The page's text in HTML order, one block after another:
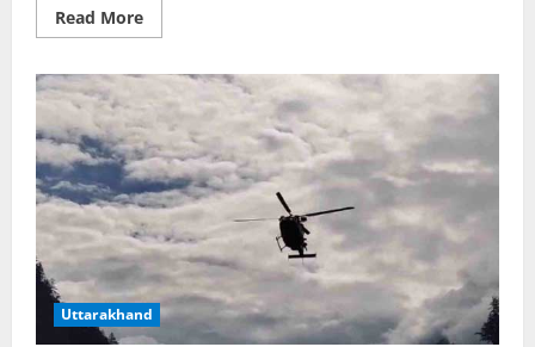
Read MoreRead
more
दहला
देने
वारदात:
12वीं
की
छात्रा
का
गला
रेतकर
हत्या,
में
मिला
शव
Uttarakhand